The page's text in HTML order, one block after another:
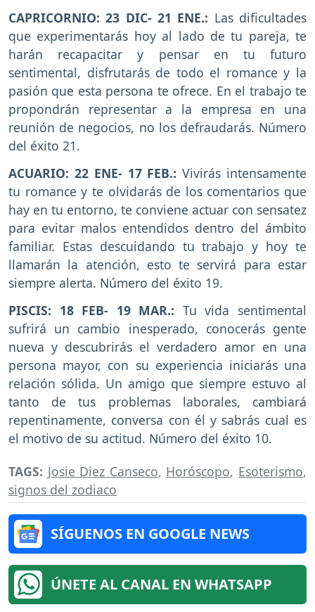
CAPRICORNIO: 23 DIC- 21 ENE.: Las dificultades
que experimentarás hoy al lado de tu pareja, te
harán recapacitar y pensar en tu futuro
sentimental, disfrutarás de todo el romance y la
pasión que esta persona te ofrece. En el trabajo te
propondrán representar a la empresa en una
reunión de negocios, no los defraudarás. Número
del éxito 21.
ACUARIO: 22 ENE- 17 FEB.:Vivirás intensamente
tu romance y te olvidarás de los comentarios que
hay en tu entorno, te conviene actuar con sensatez
para evitar malos entendidos dentro del ámbito
familiar. Estas descuidando tu trabajo y hoy te
llamarán la atención, esto te servirá para estar
siempre alerta. Número del éxito 19.
PISCIS: 18 FEB- 19 MAR.: Tu vida sentimental
sufrirá un cambio inesperado, conocerás gente
nueva y descubrirás el verdadero amor en una
persona mayor, con su experiencia iniciarás una
relación sólida. Un amigo que siempre estuvo al
tanto de tus problemas laborales, cambiará
repentinamente, conversa con él y sabrás cual es
el motivo de su actitud. Número del éxito 10.
TAGS: Josie Diez Canseco, Horóscopo, Esoterismo,
signos del zodiaco
SÍGUENOS EN GOOGLE NEWS
ÚNETE AL CANAL EN WHATSAPP